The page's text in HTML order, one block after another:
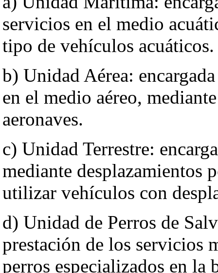
servicios en el medio
tipo de vehículos acuáticos.
b) Unidad Aérea:
en el medio aéreo,
aeronaves.
c) Unidad Terrestre:
mediante desplazamientos
utilizar vehículos con
d) Unidad de Perros de
prestación de los servicios
perros especializados en la